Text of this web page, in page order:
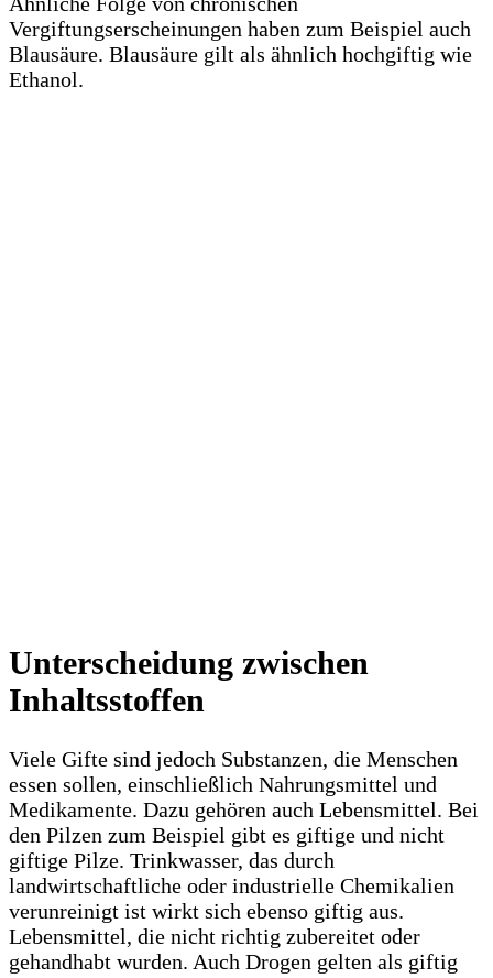
Vergiftungserscheinungen haben zum Beispiel auch
Blausäure. Blausäure gilt als ähnlich hochgiftig wie
Ethanol.
Unterscheidung zwischen
Inhaltsstoffen
Viele Gifte sind jedoch Substanzen, die Menschen
essen sollen, einschließlich Nahrungsmittel und
Medikamente. Dazu gehören auch Lebensmittel. Bei
den Pilzen zum Beispiel gibt es giftige und nicht
giftige Pilze. Trinkwasser, das durch
landwirtschaftliche oder industrielle Chemikalien
verunreinigt ist wirkt sich ebenso giftig aus.
Lebensmittel, die nicht richtig zubereitet oder
gehandhabt wurden. Auch Drogen gelten als giftig